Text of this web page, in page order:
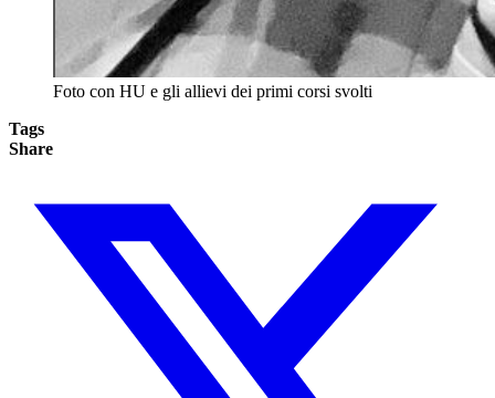
Foto con HU e gli allievi dei primi corsi svolti
Tags
Share